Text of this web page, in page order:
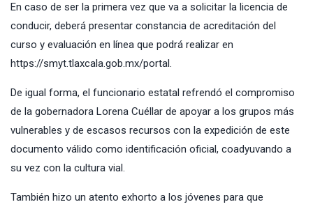
En caso de ser la primera vez que va a solicitar la licencia de
conducir, deberá presentar constancia de acreditación del
curso y evaluación en línea que podrá realizar en
https://smyt.tlaxcala.gob.mx/portal.
De igual forma, el funcionario estatal refrendó el compromiso
de la gobernadora Lorena Cuéllar de apoyar a los grupos más
vulnerables y de escasos recursos con la expedición de este
documento válido como identificación oficial, coadyuvando a
su vez con la cultura vial.
También hizo un atento exhorto a los jóvenes para que